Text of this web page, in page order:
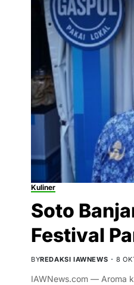
Kuliner
Soto
Festival
BYREDAKSI IAWNEWS 8
IAWNews.com — Aroma